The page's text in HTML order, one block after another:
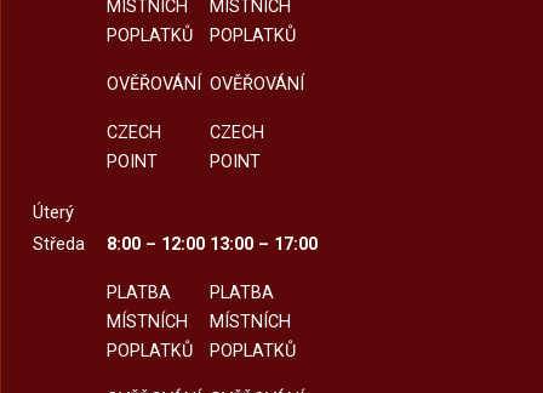
MÍSTNÍCH
POPLATKŮ
OVĚŘOVÁNÍ
CZECH
POINT
MÍSTNÍCH
POPLATKŮ
OVĚŘOVÁNÍ
CZECH
POINT
Úterý
Středa
8:00 – 12:00
PLATBA
MÍSTNÍCH
POPLATKŮ
13:00 – 17:00
PLATBA
MÍSTNÍCH
POPLATKŮ